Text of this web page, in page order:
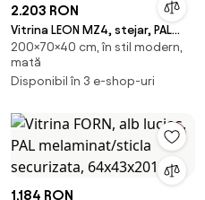
2.203 RON
Vitrina LEON MZ4, stejar, PAL
laminat, 70x40x200 cm
200×70×40 cm, în stil modern,
mată
Disponibil în 3 e-shop-uri
1.184 RON